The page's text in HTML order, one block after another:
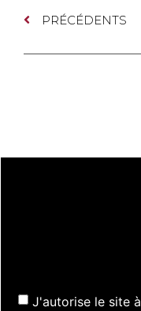
PRÉCÉDENTS
J'autorise le site